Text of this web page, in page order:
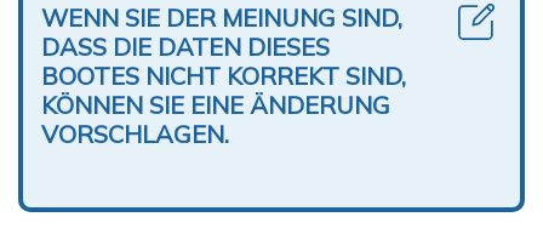
WENN SIE DER MEINUNG SIND,
DASS DIE DATEN DIESES
BOOTES NICHT KORREKT SIND,
KÖNNEN SIE EINE ÄNDERUNG
VORSCHLAGEN.